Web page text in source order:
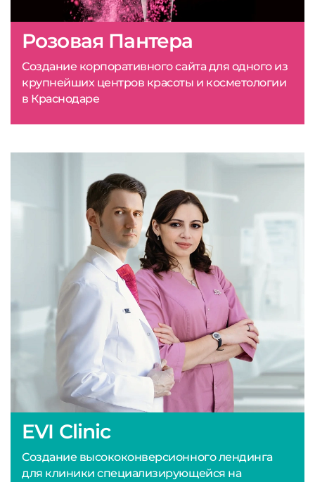
Розовая Пантера
Создание корпоративного сайта для одного из
крупнейших центров красоты и косметологии
в Краснодаре
EVI Clinic
Создание высококонверсионного лендинга
для клиники специализирующейся на